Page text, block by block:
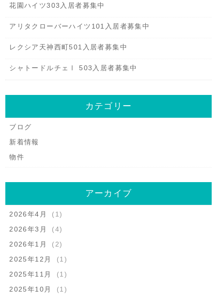
花園ハイツ303入居者募集中
アリタクローバーハイツ101入居者募集中
レクシア天神西町501入居者募集中
シャトードルチェⅠ 503入居者募集中
カテゴリー
ブログ
新着情報
物件
アーカイブ
2026年4月
(1)
2026年3月
(4)
2026年1月
(2)
2025年12月
(1)
2025年11月
(1)
2025年10月
(1)